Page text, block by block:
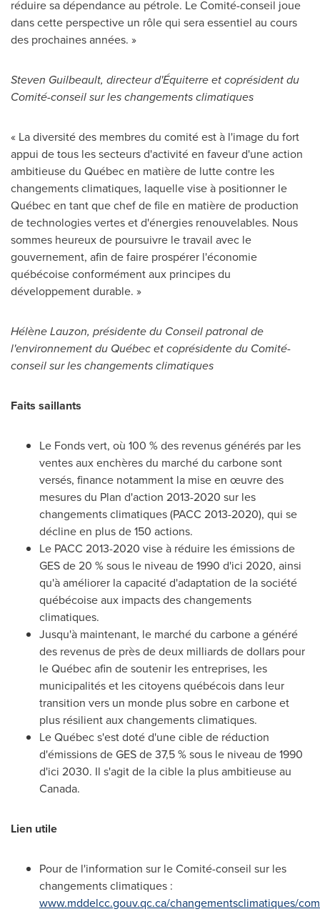
réduire sa dépendance au pétrole. Le Comité-conseil joue
dans cette perspective un rôle qui sera essentiel au cours
des prochaines années. »
Steven Guilbeault, directeur d'Équiterre et coprésident du
Comité-conseil sur les changements climatiques
« La diversité des membres du comité est à l'image du fort
appui de tous les secteurs d'activité en faveur d'une action
ambitieuse du Québec en matière de lutte contre les
changements climatiques, laquelle vise à positionner le
Québec en tant que chef de file en matière de production
de technologies vertes et d'énergies renouvelables. Nous
sommes heureux de poursuivre le travail avec le
gouvernement, afin de faire prospérer l'économie
québécoise conformément aux principes du
développement durable. »
Hélène Lauzon, présidente du Conseil patronal de
l'environnement du Québec et coprésidente du Comité-
conseil sur les changements climatiques
Faits saillants
Le Fonds vert, où 100 % des revenus générés par les
ventes aux enchères du marché du carbone sont
versés, finance notamment la mise en œuvre des
mesures du Plan d'action 2013-2020 sur les
changements climatiques (PACC 2013-2020), qui se
décline en plus de 150 actions.
Le PACC 2013-2020 vise à réduire les émissions de
GES de 20 % sous le niveau de 1990 d'ici 2020, ainsi
qu'à améliorer la capacité d'adaptation de la société
québécoise aux impacts des changements
climatiques.
Jusqu'à maintenant, le marché du carbone a généré
des revenus de près de deux milliards de dollars pour
le Québec afin de soutenir les entreprises, les
municipalités et les citoyens québécois dans leur
transition vers un monde plus sobre en carbone et
plus résilient aux changements climatiques.
Le Québec s'est doté d'une cible de réduction
d'émissions de GES de 37,5 % sous le niveau de 1990
d'ici 2030. Il s'agit de la cible la plus ambitieuse au
Canada.
Lien utile
Pour de l'information sur le Comité-conseil sur les
changements climatiques :
www.mddelcc.gouv.qc.ca/changementsclimatiques/